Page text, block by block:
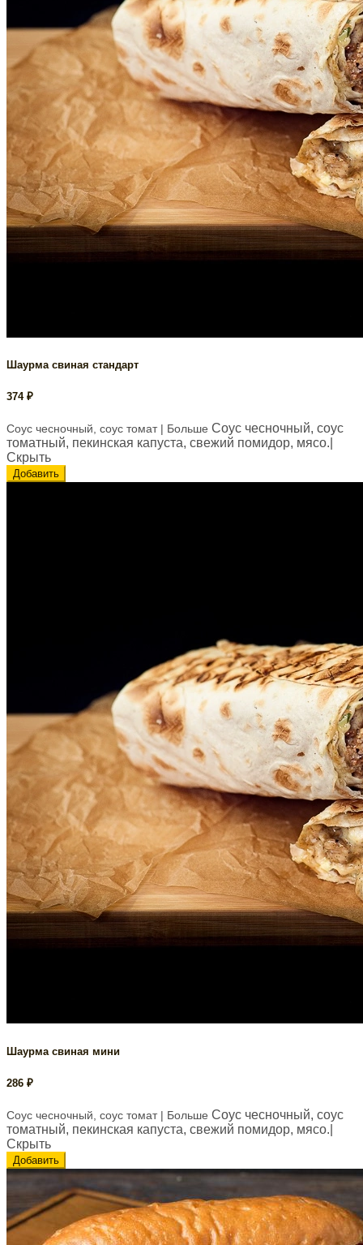
Шаурма свиная стандарт
374 ₽
Соус чесночный, соус томат| Больше Соус чесночный, соус
томатный, пекинская капуста, свежий помидор, мясо.
Скрыть
Добавить
Шаурма свиная мини
286 ₽
Соус чесночный, соус томат| Больше Соус чесночный, соус
томатный, пекинская капуста, свежий помидор, мясо.
Скрыть
Добавить